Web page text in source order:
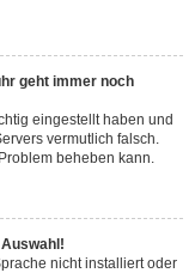
geht immer noch
eingestellt haben und
vermutlich falsch.
beheben kann.
nicht installiert oder